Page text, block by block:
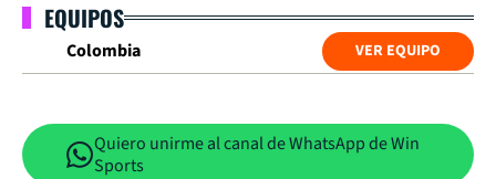
EQUIPOS
Colombia VER EQUIPO
Quiero unirme al canal de WhatsApp de Win
Sports